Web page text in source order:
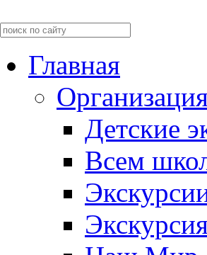
Главная
Детские
Всем